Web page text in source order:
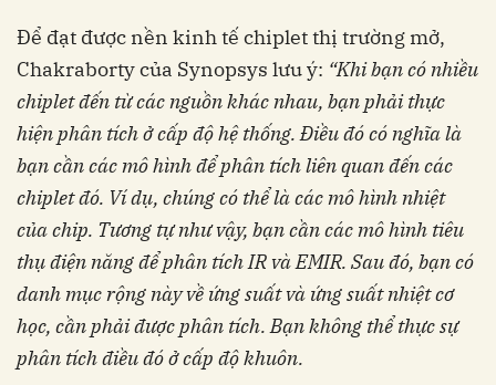
Để đạt được nền kinh tế chiplet thị trường mở,
Chakraborty của Synopsys lưu ý: “Khi bạn cónhiều
chiplet đến từ các nguồn khác nhau, bạnphải thực
hiện phân tích ở cấp độ hệ thống. Điềuđó có nghĩa là
bạn cần các mô hình để phân tíchliên quan đến các
chiplet đó. Ví dụ, chúng có thể là các mô hình nhiệt
của chip. Tương tự nhưvậy, bạn cần các mô hình tiêu
thụ điện năng đểphân tích IR và EMIR. Sau đó, bạn có
danh mụcrộng này về ứng suất và ứng suất nhiệt cơ
học, cần phải được phân tích. Bạn không thể thực sự
phân tích điều đó ở cấp độ khuôn.